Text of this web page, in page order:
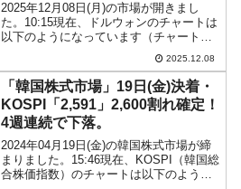
2025年12月08日(月)の市場が開きまし
た。10:15現在、ドルウォンのチャートは
以下のようになっています（チャートは
『Investing.com』より引用）。下げて始
まり、現在のところ陰線。「1ドル＝
1,470ウォン」近辺の攻防となっ...
2025.12.08
「韓国株式市場」19日(金)決着・
KOSPI「2,591」2,600割れ確定！
4週連続で下落。
2024年04月19日(金)の韓国株式市場が締
まりました。15:46現在、KOSPI（韓国総
合株価指数）のチャートは以下のように